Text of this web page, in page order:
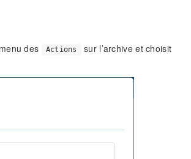
des Actions sur l’archive et choisit